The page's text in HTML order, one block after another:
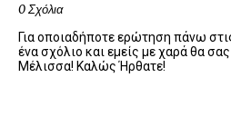
0 Σχόλια
Για οποιαδήποτε ερώτηση πάνω
ένα σχόλιο και εμείς με χαρά θα
Μέλισσα! Καλώς Ήρθατε!